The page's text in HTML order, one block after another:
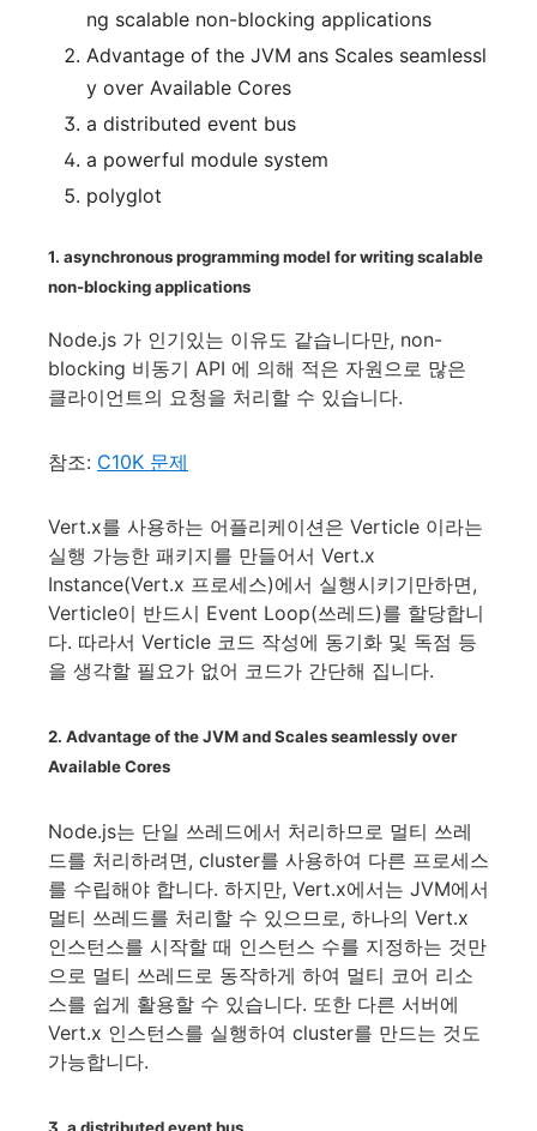
ng scalable non-blocking applications
Advantage of the JVM ans Scales seamlessl
y over Available Cores
a distributed event bus
a powerful module system
polyglot
1. asynchronous programming model for writing scalable
non-blocking applications
Node.js 가 인기있는 이유도 같습니다만, non-
blocking 비동기 API 에 의해 적은 자원으로 많은
클라이언트의 요청을 처리할 수 있습니다.
참조: C10K 문제
Vert.x를 사용하는 어플리케이션은 Verticle 이라는
실행 가능한 패키지를 만들어서 Vert.x
Instance(Vert.x 프로세스)에서 실행시키기만하면,
Verticle이 반드시 Event Loop(쓰레드)를 할당합니
다. 따라서 Verticle 코드 작성에 동기화 및 독점 등
을 생각할 필요가 없어 코드가 간단해 집니다.
2. Advantage of the JVM and Scales seamlessly over
Available Cores
Node.js는 단일 쓰레드에서 처리하므로 멀티 쓰레
드를 처리하려면, cluster를 사용하여 다른 프로세스
를 수립해야 합니다. 하지만, Vert.x에서는 JVM에서
멀티 쓰레드를 처리할 수 있으므로, 하나의 Vert.x
인스턴스를 시작할 때 인스턴스 수를 지정하는 것만
으로 멀티 쓰레드로 동작하게 하여 멀티 코어 리소
스를 쉽게 활용할 수 있습니다. 또한 다른 서버에
Vert.x 인스턴스를 실행하여 cluster를 만드는 것도
가능합니다.
3. a distributed event bus